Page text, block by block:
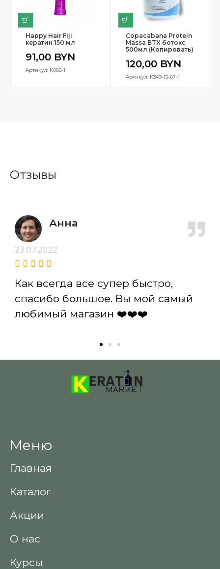
Happy Hair Fiji
кератин 150 мл
91,00 BYN
Артикул: K085-1
Copacabana Protein
Massa BTX ботокс
500мл (Копировать)
120,00 BYN
Артикул: K349-15-67-1
Отзывы
Анна
23.07.2022
Как всегда все супер быстро,
спасибо большое. Вы мой самый
любимый магазин ❤️❤️❤️
Меню
Главная
Каталог
Акции
О нас
Курсы